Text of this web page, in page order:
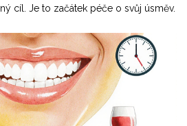
cíl. Je to začátek péče o svůj úsměv.